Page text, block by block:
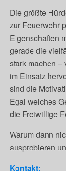
Die größte
zur Feuerwehr
Eigenschaften
gerade die
stark machen –
im Einsatz
sind die
Egal welches
die Freiwillige
Warum dann
ausprobieren
Kontakt: